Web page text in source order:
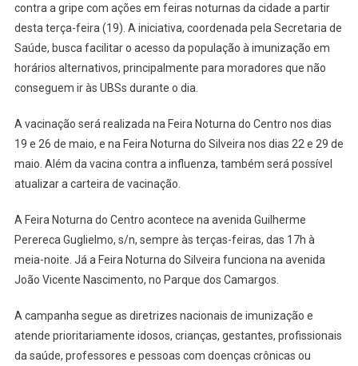
Vacinação
Contra
A
Gripe
Noturnas
A
Partir
contra a gripe com ações em feiras noturnas da cidade a partir
desta terça-feira (19). A iniciativa, coordenada pela Secretaria de
Saúde, busca facilitar o acesso da população à imunização em
horários alternativos, principalmente para moradores que não
conseguem ir às UBSs durante o dia.
A vacinação será realizada na Feira Noturna do Centro nos dias
19 e 26 de maio, e na Feira Noturna do Silveira nos dias 22 e 29 de
maio. Além da vacina contra a influenza, também será possível
atualizar a carteira de vacinação.
A Feira Noturna do Centro acontece na avenida Guilherme
Perereca Guglielmo, s/n, sempre às terças-feiras, das 17h à
meia-noite. Já a Feira Noturna do Silveira funciona na avenida
João Vicente Nascimento, no Parque dos Camargos.
A campanha segue as diretrizes nacionais de imunização e
atende prioritariamente idosos, crianças, gestantes, profissionais
da saúde, professores e pessoas com doenças crônicas ou